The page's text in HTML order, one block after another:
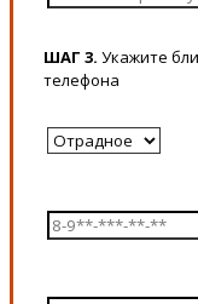
ШАГ 3. Укажите
телефона